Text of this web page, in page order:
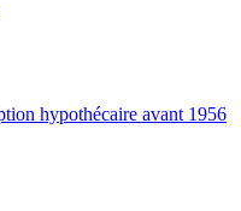
hypothécaire avant 1956